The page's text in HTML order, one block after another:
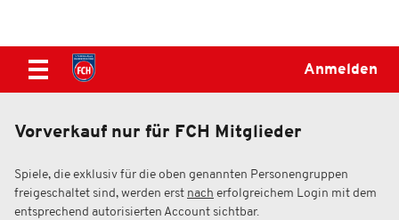
Anmelden
Vorverkauf nur für FCH Mitglieder
Spiele, die exklusiv für die oben genannten Personengruppen
freigeschaltet sind, werden erst nach erfolgreichem Login mit dem
entsprechend autorisierten Account sichtbar.